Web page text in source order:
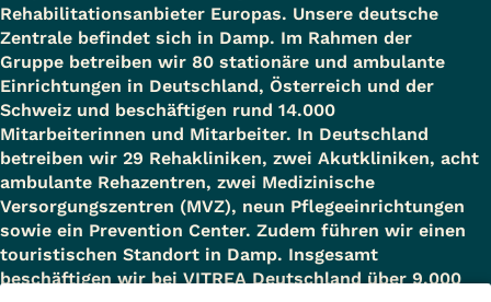
Rehabilitationsanbieter Europas. Unsere deutsche
Zentrale befindet sich in Damp. Im Rahmen der
Gruppe betreiben wir 80 stationäre und ambulante
Einrichtungen in Deutschland, Österreich und der
Schweiz und beschäftigen rund 14.000
Mitarbeiterinnen und Mitarbeiter. In Deutschland
betreiben wir 29 Rehakliniken, zwei Akutkliniken, acht
ambulante Rehazentren, zwei Medizinische
Versorgungszentren (MVZ), neun Pflegeeinrichtungen
sowie ein Prevention Center. Zudem führen wir einen
touristischen Standort in Damp. Insgesamt
beschäftigen wir bei VITREA Deutschland über 9.000